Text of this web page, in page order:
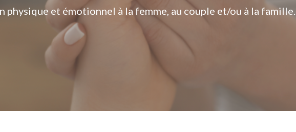
physique et émotionnel à la femme, au couple et/ou à la famille.